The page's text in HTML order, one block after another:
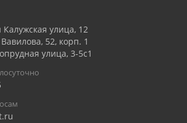
улица, 12
52, корп. 1
улица, 3-5с1